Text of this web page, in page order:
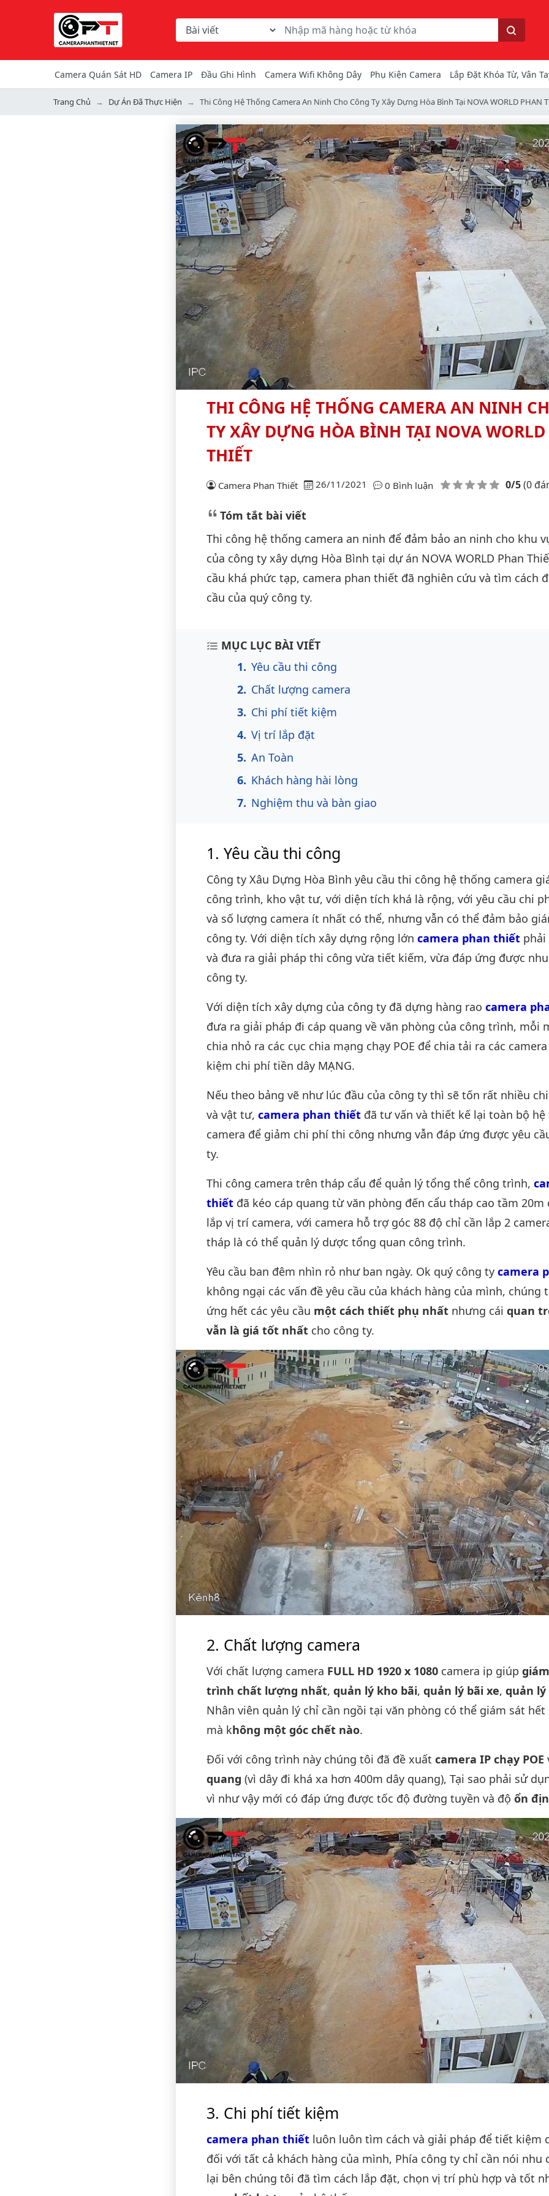
Chọn danh mục tìm kiếm
Từ khóa hoặc mã hàng
Tìm kiếm
Camera Quán Sát HD Camera IP Đầu Ghi Hình Camera Wifi Không Dây Phụ Kiện Camera Lắp Đặt Khóa Từ, Vân
Trang Chủ Dự Án Đã Thực Hiện Thi Công Hệ Thống Camera An Ninh Cho Công Ty Xây Dựng Hòa Bình Tại NOVA WORLD PHAN
THI CÔNG HỆ THỐNG CAMERA AN NINH
TY XÂY DỰNG HÒA BÌNH TẠI NOVA
THIẾT
Camera Phan Thiết 26/11/2021 0 Bình luận Điểm đánh giá 0/5(0
Tóm tắt bài viết
Thi công hệ thống camera an ninh để đảm bảo an ninh cho khu
của công ty xây dựng Hòa Bình tại dự án NOVA WORLD Phan
cầu khá phức tạp, camera phan thiết đã nghiên cứu và tìm cách
cầu của quý công ty.
Nội dung bài viết
MỤC LỤC BÀI VIẾT
Yêu cầu thi công
Chất lượng camera
Chi phí tiết kiệm
Vị trí lắp đặt
An Toàn
Khách hàng hài lòng
Nghiệm thu và bàn giao
Yêu cầu thi công
Công ty Xâu Dựng Hòa Bình yêu cầu thi công hệ thống camera
công trình, kho vật tư, với diện tích khá là rộng, với yêu cầu chi
và số lượng camera ít nhất có thể, nhưng vẫn có thể đảm bảo
công ty. Với diện tích xây dựng rộng lớn camera phan thiết
và đưa ra giải pháp thi công vừa tiết kiếm, vừa đáp ứng được
công ty.
Với diện tích xây dựng của công ty đã dựng hàng rao camera
đưa ra giải pháp đi cáp quang về văn phòng của công trình, mỗi
chia nhỏ ra các cục chia mạng chạy POE để chia tải ra các
kiệm chi phí tiền dây MẠNG.
Nếu theo bảng vẽ như lúc đầu của công ty thì sẽ tốn rất nhiều
và vật tư, camera phan thiết đã tư vấn và thiết kế lại toàn bộ
camera để giảm chi phí thi công nhưng vẫn đáp ứng được yêu
ty.
Thi công camera trên tháp cẩu để quản lý tổng thể công trình,
thiết đã kéo cáp quang từ văn phòng đến cẩu tháp cao tầm 20m
lắp vị trí camera, với camera hỗ trợ góc 88 độ chỉ cần lắp 2
tháp là có thể quản lý dược tổng quan công trình.
Yêu cầu ban đêm nhìn rỏ như ban ngày. Ok quý công ty camera
không ngại các vấn đề yêu cầu của khách hàng của mình, chúng
ứng hết các yêu cầu một cách thiết phụ nhất nhưng cái quan
vẫn là giá tốt nhất cho công ty.
Chất lượng camera
Với chất lượng camera FULL HD 1920 x 1080 camera ip giúp
trình chất lượng nhất, quản lý kho bãi, quản lý bãi xe, quản lý
Nhân viên quản lý chỉ cần ngồi tại văn phòng có thể giám sát
mà không một góc chết nào.
Đối với công trình này chúng tôi đã đề xuất camera IP chạy POE
quang (vì dây đi khá xa hơn 400m dây quang), Tại sao phải sử
vì như vậy mới có đáp ứng được tốc độ đường tuyền và độ ổn
Chi phí tiết kiệm
camera phan thiết luôn luôn tìm cách và giải pháp để tiết kiệm
đối với tất cả khách hàng của mình, Phía công ty chỉ cần nói nhu
lại bên chúng tôi đã tìm cách lắp đặt, chọn vị trí phù hợp và tốt